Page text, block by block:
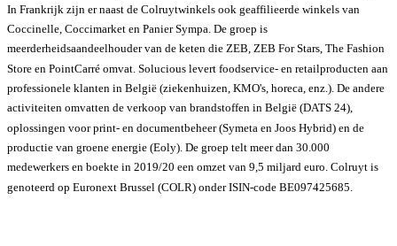
In Frankrijk zijn er naast de Colruytwinkels ook geaffilieerde winkels van
Coccinelle, Coccimarket en Panier Sympa. De groep is
meerderheidsaandeelhouder van de keten die ZEB, ZEB For Stars, The Fashion
Store en PointCarré omvat. Solucious levert foodservice- en retailproducten aan
professionele klanten in België (ziekenhuizen, KMO's, horeca, enz.). De andere
activiteiten omvatten de verkoop van brandstoffen in België (DATS 24),
oplossingen voor print- en documentbeheer (Symeta en Joos Hybrid) en de
productie van groene energie (Eoly). De groep telt meer dan 30.000
medewerkers en boekte in 2019/20 een omzet van 9,5 miljard euro. Colruyt is
genoteerd op Euronext Brussel (COLR) onder ISIN-code BE097425685.